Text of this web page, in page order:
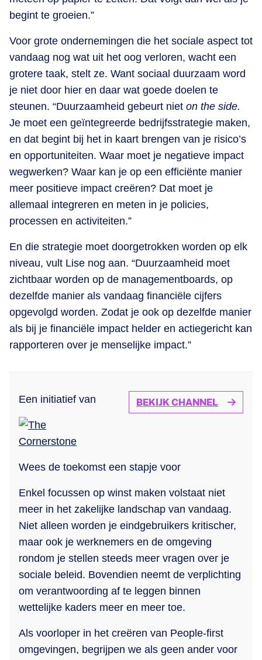
begint te groeien.”
Voor grote ondernemingen die het sociale aspect tot
vandaag nog wat uit het oog verloren, wacht een
grotere taak, stelt ze. Want sociaal duurzaam word
je niet door hier en daar wat goede doelen te
steunen. “Duurzaamheid gebeurt niet on the side.
Je moet een geïntegreerde bedrijfsstrategie maken,
en dat begint bij het in kaart brengen van je risico’s
en opportuniteiten. Waar moet je negatieve impact
wegwerken? Waar kan je op een efficiënte manier
meer positieve impact creëren? Dat moet je
allemaal integreren en meten in je policies,
processen en activiteiten.”
En die strategie moet doorgetrokken worden op elk
niveau, vult Lise nog aan. “Duurzaamheid moet
zichtbaar worden op de managementboards, op
dezelfde manier als vandaag financiële cijfers
opgevolgd worden. Zodat je ook op dezelfde manier
als bij je financiële impact helder en actiegericht kan
rapporteren over je menselijke impact.”
BEKIJK CHANNEL
Een initiatief van
Wees de toekomst een stapje voor
Enkel focussen op winst maken volstaat niet
meer in het zakelijke landschap van vandaag.
Niet alleen worden je eindgebruikers kritischer,
maar ook je werknemers en de omgeving
rondom je stellen steeds meer vragen over je
sociale beleid. Bovendien neemt de verplichting
om verantwoording af te leggen binnen
wettelijke kaders meer en meer toe.
Als voorloper in het creëren van People-first
omgevingen, begrijpen we als geen ander voor